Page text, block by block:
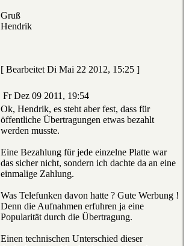
Gruß
Hendrik
[ Bearbeitet Di Mai 22 2012, 15:25 ]
Fr Dez 09 2011, 19:54
Ok, Hendrik, es steht aber fest, dass für
öffentliche Übertragungen etwas bezahlt
werden musste.
Eine Bezahlung für jede einzelne Platte war
das sicher nicht, sondern ich dachte da an eine
einmalige Zahlung.
Was Telefunken davon hatte ? Gute Werbung !
Denn die Aufnahmen erfuhren ja eine
Popularität durch die Übertragung.
Einen technischen Unterschied dieser